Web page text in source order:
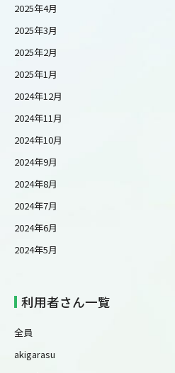
2025年4月
2025年3月
2025年2月
2025年1月
2024年12月
2024年11月
2024年10月
2024年9月
2024年8月
2024年7月
2024年6月
2024年5月
利用者さん一覧
全員
akigarasu